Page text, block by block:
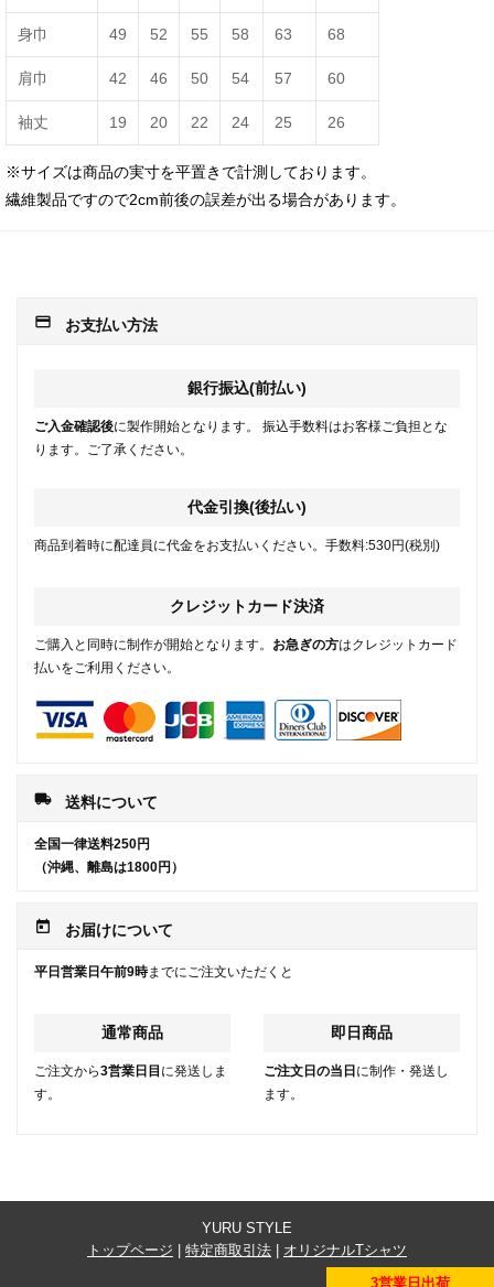
身巾 49 52 55 58 63 68
肩巾 42 46 50 54 57 60
袖丈 19 20 22 24 25 26
※サイズは商品の実寸を平置きで計測しております。
繊維製品ですので2cm前後の誤差が出る場合があります。
payment お支払い方法
銀行振込(前払い)
ご入金確認後に製作開始となります。 振込手数料はお客様ご負担とな
ります。ご了承ください。
代金引換(後払い)
商品到着時に配達員に代金をお支払いください。手数料:530円(税別)
クレジットカード決済
ご購入と同時に制作が開始となります。 お急ぎの方はクレジットカード
払いをご利用ください。
local_shipping 送料について
全国一律送料250円
（沖縄、離島は1800円）
today お届けについて
平日営業日午前9時までにご注文いただくと
通常商品
ご注文から3営業日目 に発送しま
す。
即日商品
ご注文日の当日 に制作・発送し
ます。
YURU STYLE
トップページ
特定商取引法
オリジナルTシャツ
3営業日出荷